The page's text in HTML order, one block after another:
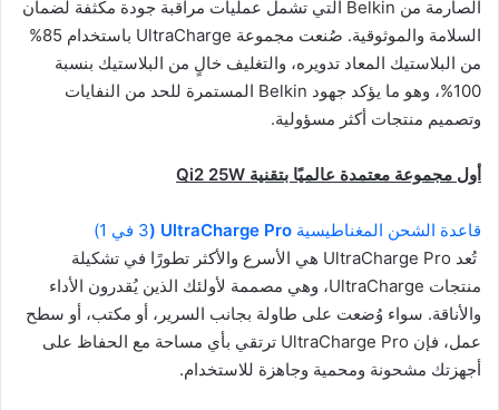
الصارمة من Belkin التي تشمل عمليات مراقبة جودة مكثفة لضمان
السلامة والموثوقية. صُنعت مجموعة UltraCharge باستخدام 85%
من البلاستيك المعاد تدويره، والتغليف خالٍ من البلاستيك بنسبة
100%، وهو ما يؤكد جهود Belkin المستمرة للحد من النفايات
وتصميم منتجات أكثر مسؤولية.
أول مجموعة معتمدة عالميًا بتقنية Qi2 25W
قاعدة الشحن المغناطيسية UltraCharge Pro (
3 في 1)
تُعد UltraCharge Pro هي الأسرع والأكثر تطورًا في تشكيلة
منتجات UltraCharge، وهي مصممة لأولئك الذين يُقدرون الأداء
والأناقة. سواء وُضعت على طاولة بجانب السرير، أو مكتب، أو سطح
عمل، فإن UltraCharge Pro ترتقي بأي مساحة مع الحفاظ على
أجهزتك مشحونة ومحمية وجاهزة للاستخدام.